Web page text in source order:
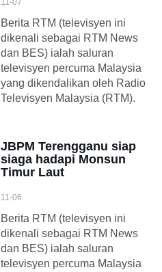
11-07
Berita RTM (televisyen ini
dikenali sebagai RTM News
dan BES) ialah saluran
televisyen percuma Malaysia
yang dikendalikan oleh Radio
Televisyen Malaysia (RTM).
JBPM Terengganu siap
siaga hadapi Monsun
Timur Laut
11-06
Berita RTM (televisyen ini
dikenali sebagai RTM News
dan BES) ialah saluran
televisyen percuma Malaysia